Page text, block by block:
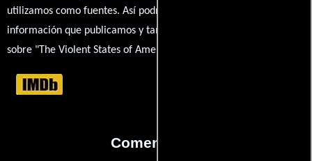
utilizamos como fuentes. Así podrás chequear toda la
información que publicamos y también ampliar tu conocimiento
sobre "The Violent States of America".
Comentarios